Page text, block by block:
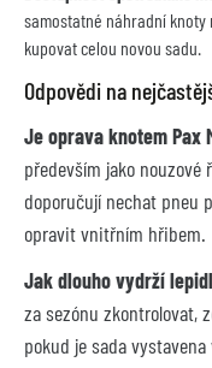
samostatné náhradní knoty
kupovat celou novou sadu.
Odpovědi na
Je oprava knotem Pax
především jako
doporučují nechat pneu
opravit vnitřním hřibem.
Jak dlouho vydrží
za sezónu zkontrolovat,
pokud je sada